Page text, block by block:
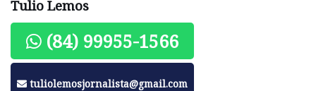
Tulio Lemos
(84) 99955-1566
tuliolemosjornalista@gmail.com